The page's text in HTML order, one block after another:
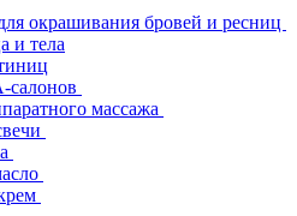
окрашивания бровей и ресниц
и тела
салонов
массажа